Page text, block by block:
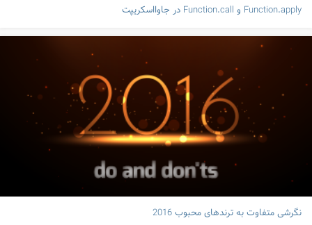
Function.apply و Function.call در جاوااسکریپت
نگرشی متفاوت به ترندهای محبوب 2016